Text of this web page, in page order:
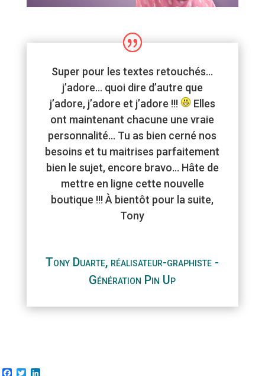
Super pour les textes retouchés…
j’adore… quoi dire d’autre que
j’adore, j’adore et j’adore !!!
Elles
ont maintenant chacune une vraie
personnalité… Tu as bien cerné nos
besoins et tu maitrises parfaitement
bien le sujet, encore bravo… Hâte de
mettre en ligne cette nouvelle
boutique !!! À bientôt pour la suite,
Tony
Tony Duarte, réalisateur-graphiste -
Génération Pin Up
F T